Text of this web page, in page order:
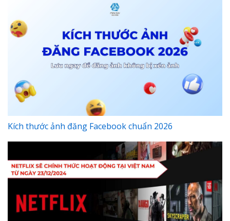
Kích thước ảnh đăng Facebook chuẩn 2026